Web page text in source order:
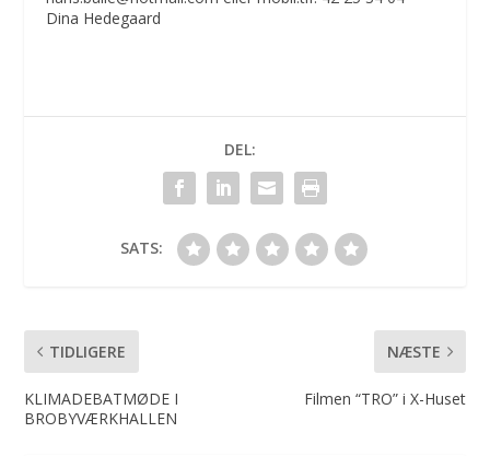
Dina Hedegaard
DEL:
SATS:
TIDLIGERE
KLIMADEBATMØDE I
BROBYVÆRKHALLEN
NÆSTE
Filmen “TRO” i X-Huset